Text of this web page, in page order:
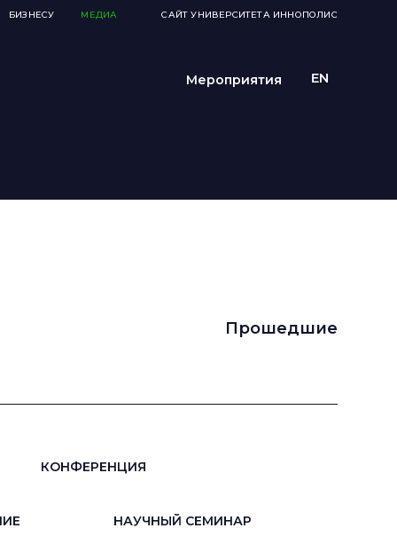
Прошедшие
КОНФЕРЕНЦИЯ
НАУЧНЫЙ СЕМИНАР
БИЗНЕСУ МЕДИА САЙТ УНИВЕРСИТЕТА ИННОПОЛИС
Мероприятия